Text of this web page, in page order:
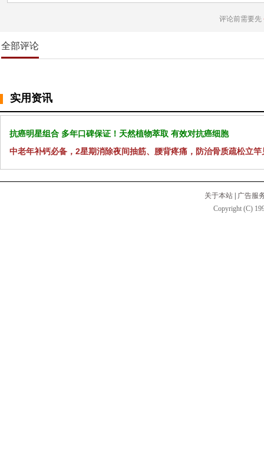
评论前需要先
全部评论
实用资讯
抗癌明星组合 多年口碑保证！天然植物萃取 有效对抗癌细胞
中老年补钙必备，2星期消除夜间抽筋、腰背疼痛，防治骨质疏松立竿
关于本站
广告服
Copyright (C)